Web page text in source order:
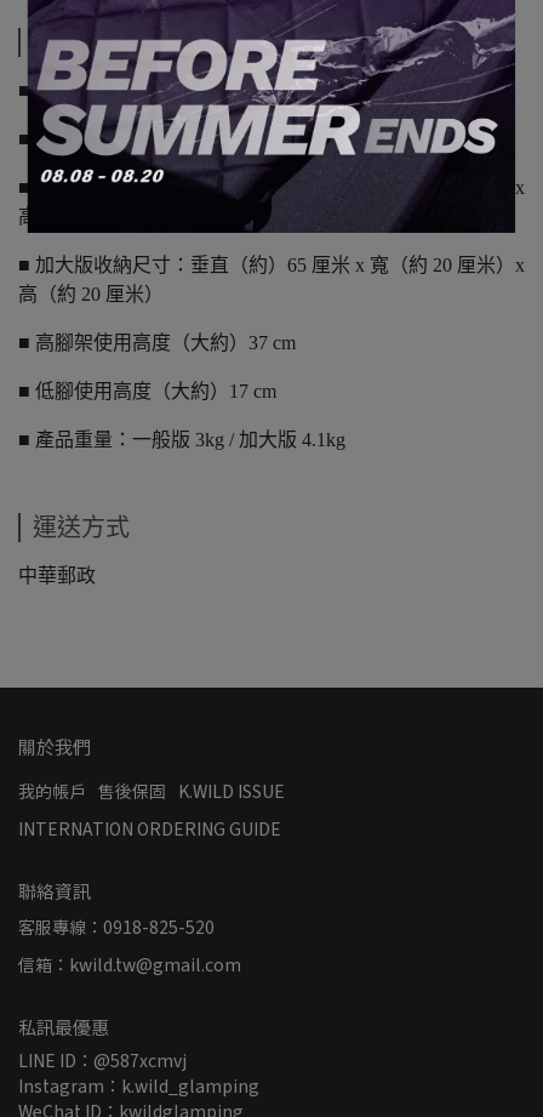
規格說明
■ 一般版：垂直（大約）190 cm x 寬度（大約）67 cm
■ 加大版：垂直（大約）210 cm x 寬度（大約）82 cm
■ 一般版收納尺寸：垂直（約）56 厘米 x 寬（約 17 厘米）x
高（約 17 厘米）
■ 加大版收納尺寸：垂直（約）65 厘米 x 寬（約 20 厘米）x
高（約 20 厘米）
■ 高腳架使用高度（大約）37 cm
■ 低腳使用高度（大約）17 cm
■ 產品重量：一般版 3kg / 加大版 4.1kg
運送方式
中華郵政
關於我們
我的帳戶 售後保固 K.WILD ISSUE
INTERNATION ORDERING GUIDE
聯絡資訊
客服專線：0918-825-520
信箱：kwild.tw@gmail.com
私訊最優惠
LINE ID：@587xcmvj
Instagram：k.wild_glamping
WeChat ID：kwildglamping